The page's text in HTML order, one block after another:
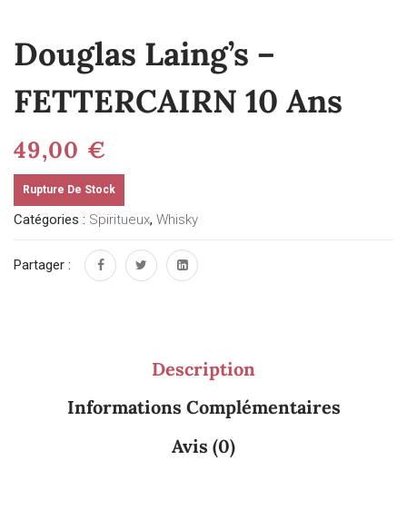
Douglas Laing’s –
FETTERCAIRN 10 Ans
49,00 €
Rupture De Stock
Catégories : Spiritueux, Whisky
Partager :
Description
Informations Complémentaires
Avis (0)